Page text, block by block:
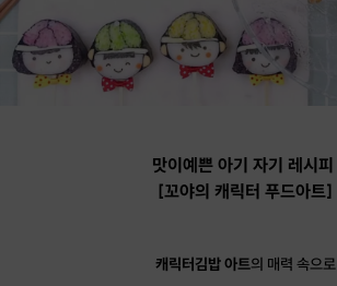
맛이예쁜 아기 자기 레시피
[꼬야의 캐릭터 푸드아트]
캐릭터김밥 아트의 매력 속으로